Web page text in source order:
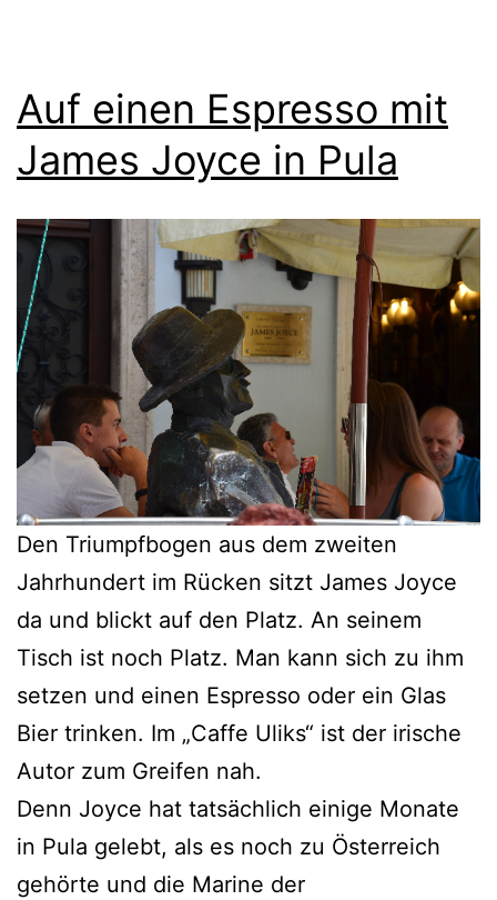
Auf einen Espresso mit
James Joyce in Pula
Den Triumpfbogen aus dem zweiten
Jahrhundert im Rücken sitzt James Joyce
da und blickt auf den Platz. An seinem
Tisch ist noch Platz. Man kann sich zu ihm
setzen und einen Espresso oder ein Glas
Bier trinken. Im „Caffe Uliks“ ist der irische
Autor zum Greifen nah.
Denn Joyce hat tatsächlich einige Monate
in Pula gelebt, als es noch zu Österreich
gehörte und die Marine der